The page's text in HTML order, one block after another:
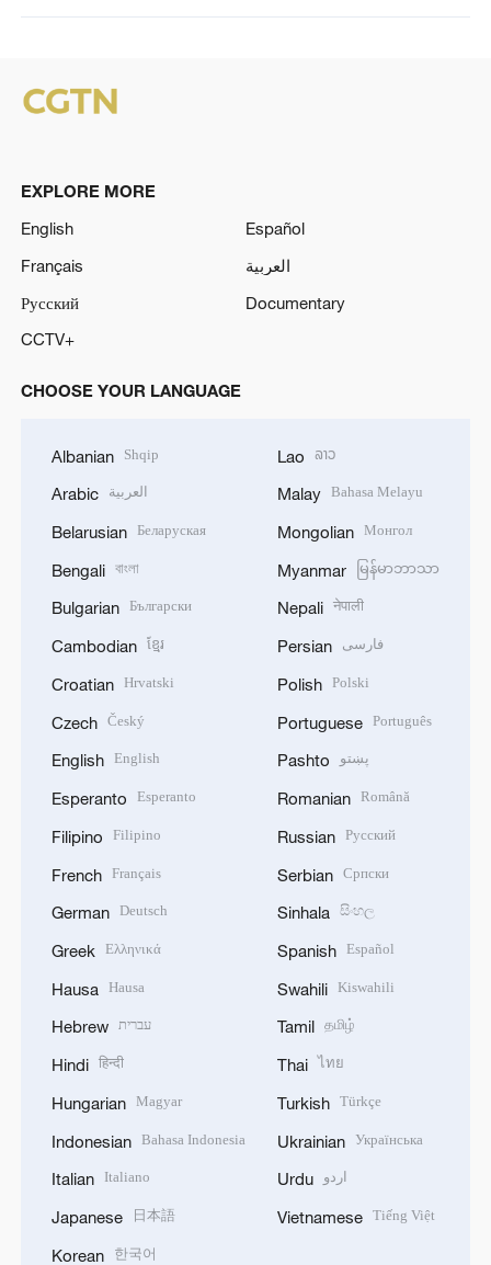
EXPLORE MORE
English
Español
Français
العربية
Русский
Documentary
CCTV+
CHOOSE YOUR LANGUAGE
Albanian Shqip
Arabic العربية
Belarusian Беларуская
Bengali বাংলা
Bulgarian Български
Cambodian ខ្មែរ
Croatian Hrvatski
Czech Český
English English
Esperanto Esperanto
Filipino Filipino
French Français
German Deutsch
Greek Ελληνικά
Hausa Hausa
Hebrew עברית
Hindi हिन्दी
Hungarian Magyar
Indonesian Bahasa Indonesia
Italian Italiano
Japanese 日本語
Korean 한국어
Lao ລາວ
Malay Bahasa Melayu
Mongolian Монгол
Myanmar မြန်မာဘာသာ
Nepali नेपाली
Persian فارسی
Polish Polski
Portuguese Português
Pashto پښتو
Romanian Română
Russian Русский
Serbian Српски
Sinhala සිංහල
Spanish Español
Swahili Kiswahili
Tamil தமிழ்
Thai ไทย
Turkish Türkçe
Ukrainian Українська
Urdu اردو
Vietnamese Tiếng Việt